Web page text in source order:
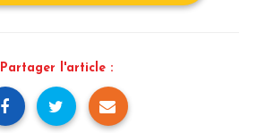
Partager l'article :